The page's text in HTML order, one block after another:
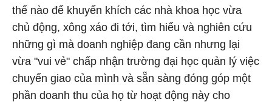
thế nào để khuyến khích các nhà khoa học vừa
chủ động, xông xáo đi tới, tìm hiểu và nghiên cứu
những gì mà doanh nghiệp đang cần nhưng lại
vừa "vui vẻ" chấp nhận trường đại học quản lý việc
chuyển giao của mình và sẵn sàng đóng góp một
phần doanh thu của họ từ hoạt động này cho